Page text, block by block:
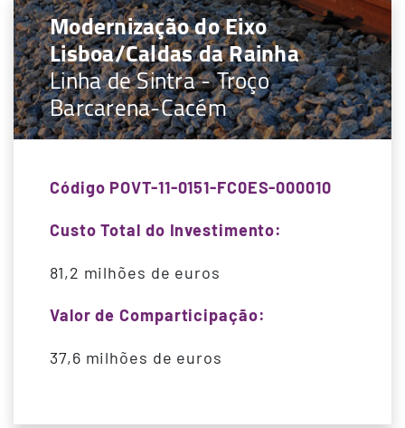
Modernização do Eixo
Lisboa/Caldas da Rainha
Linha de Sintra - Troço
Barcarena-Cacém
Código POVT-11-0151-FC0ES-000010
Custo Total do Investimento:
81,2 milhões de euros
Valor de Comparticipação:
37,6 milhões de euros